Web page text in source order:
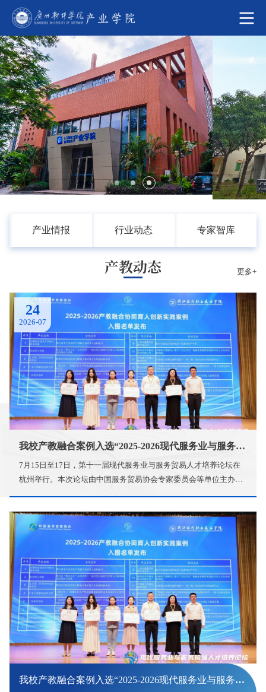
产业情报 行业动态 专家智库
产教动态 更多+
24
2026-07
我校产教融合案例入选“2025-2026现代服务业与服务贸易产教融合协同育人创新实践案例”
7月15日至17日，第十一届现代服务业与服务贸易人才培养论坛在
杭州举行。本次论坛由中国服务贸易协会专家委员会等单位主办，
撰写的《广州软件学院:民办高校“双融合·四共同”产教融合育人体系
的创新实践》产教融合案例，凭借其鲜明的应用型特色和显著的育
人成效，成功入选“2025-2026现代服务业与服务贸易产教融合协同
育人创新实践案例”...
我校产教融合案例入选“2025-2026现代服务业与服务贸易产教融合协同育人创新实践案例”